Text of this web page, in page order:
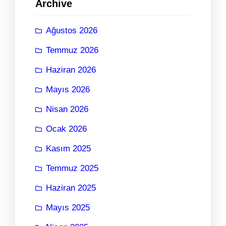
Archive
Ağustos 2026
Temmuz 2026
Haziran 2026
Mayıs 2026
Nisan 2026
Ocak 2026
Kasım 2025
Temmuz 2025
Haziran 2025
Mayıs 2025